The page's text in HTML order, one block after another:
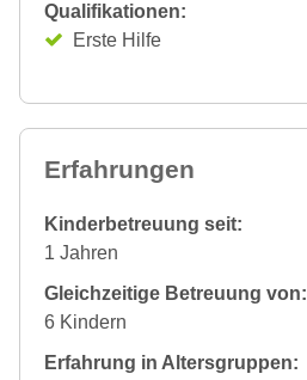
Qualifikationen:
Erste Hilfe
Erfahrungen
Kinderbetreuung seit:
1 Jahren
Gleichzeitige Betreuung von:
6 Kindern
Erfahrung in Altersgruppen: